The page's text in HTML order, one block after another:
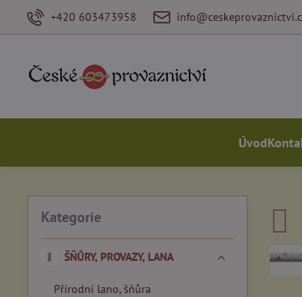
+420 603473958
Úvod
Kategorie
ŠŇŮRY, PROVAZY, LANA
Přírodní lano, šňůra